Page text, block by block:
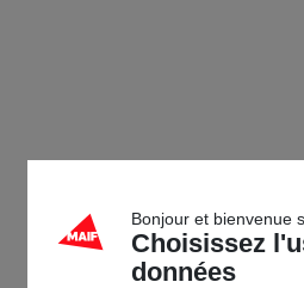
Bonjour et bienvenue
Choisissez
données